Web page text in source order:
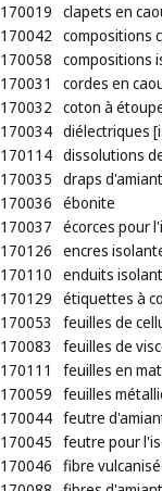
170019 clapets en
170042 compositions
170058 compositions
170031
cordes en
170032 coton à
170034 diélectriques
170114 dissolutions
170035 draps
170036 ébonite
170037 écorces pour
170126 encres
170110 enduits
170129 étiquettes à
170053
feuilles de
170083
feuilles de
170111
feuilles en
170059 feuilles
170044 feutre
170045 feutre pour
170046 fibre